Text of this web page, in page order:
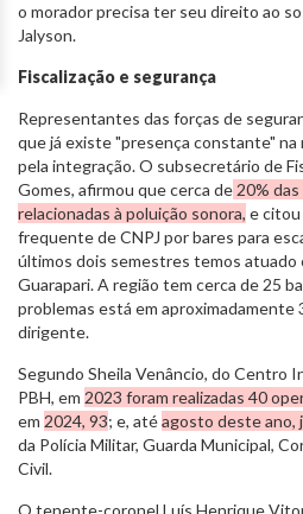
o morador precisa ter seu direito ao
Jalyson.
Fiscalização e segurança
Representantes das forças de
que já existe "presença constante" na
pela integração. O subsecretário de
Gomes, afirmou que cerca de 20%
relacionadas à poluição sonora, e citou
frequente de CNPJ por bares para
últimos dois semestres temos atuado
Guarapari. A região tem cerca de 25
problemas está em aproximadamente
dirigente.
Segundo Sheila Venâncio, do Centro
PBH, em 2023 foram realizadas 40
em 2024, 93; e, atéagosto deste ano,
da Polícia Militar, Guarda Municipal,
Civil.
O tenente-coronel Luís Henrique Vitor